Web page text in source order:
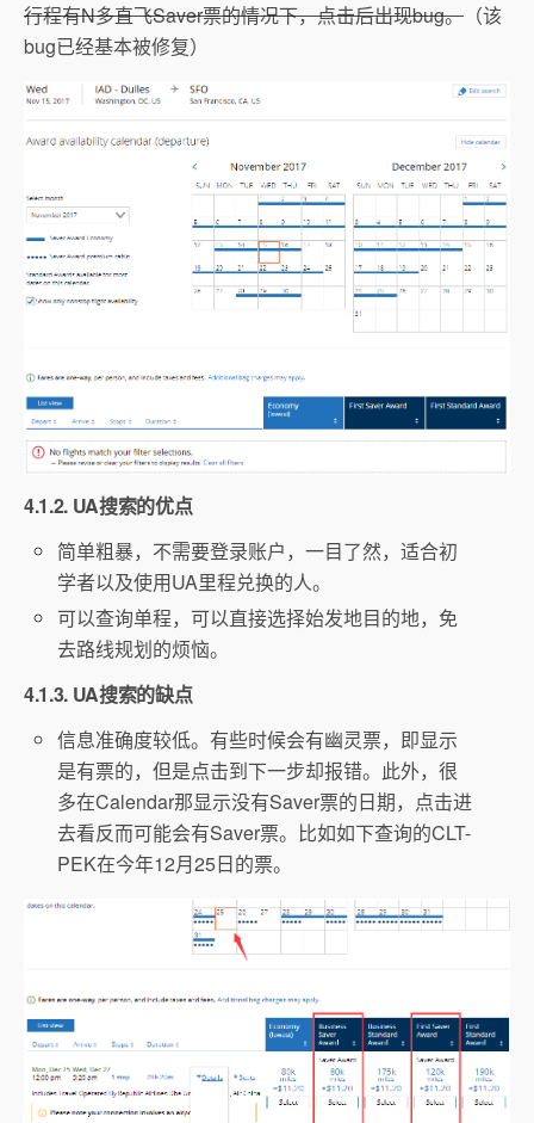
行程有N多直飞Saver票的情况下，点击后出现bug。 （该
bug已经基本被修复）
4.1.2. UA搜索的优点
简单粗暴，不需要登录账户，一目了然，适合初
学者以及使用UA里程兑换的人。
可以查询单程，可以直接选择始发地目的地，免
去路线规划的烦恼。
4.1.3. UA搜索的缺点
信息准确度较低。有些时候会有幽灵票，即显示
是有票的，但是点击到下一步却报错。此外，很
多在Calendar那显示没有Saver票的日期，点击进
去看反而可能会有Saver票。比如如下查询的CLT-
PEK在今年12月25日的票。